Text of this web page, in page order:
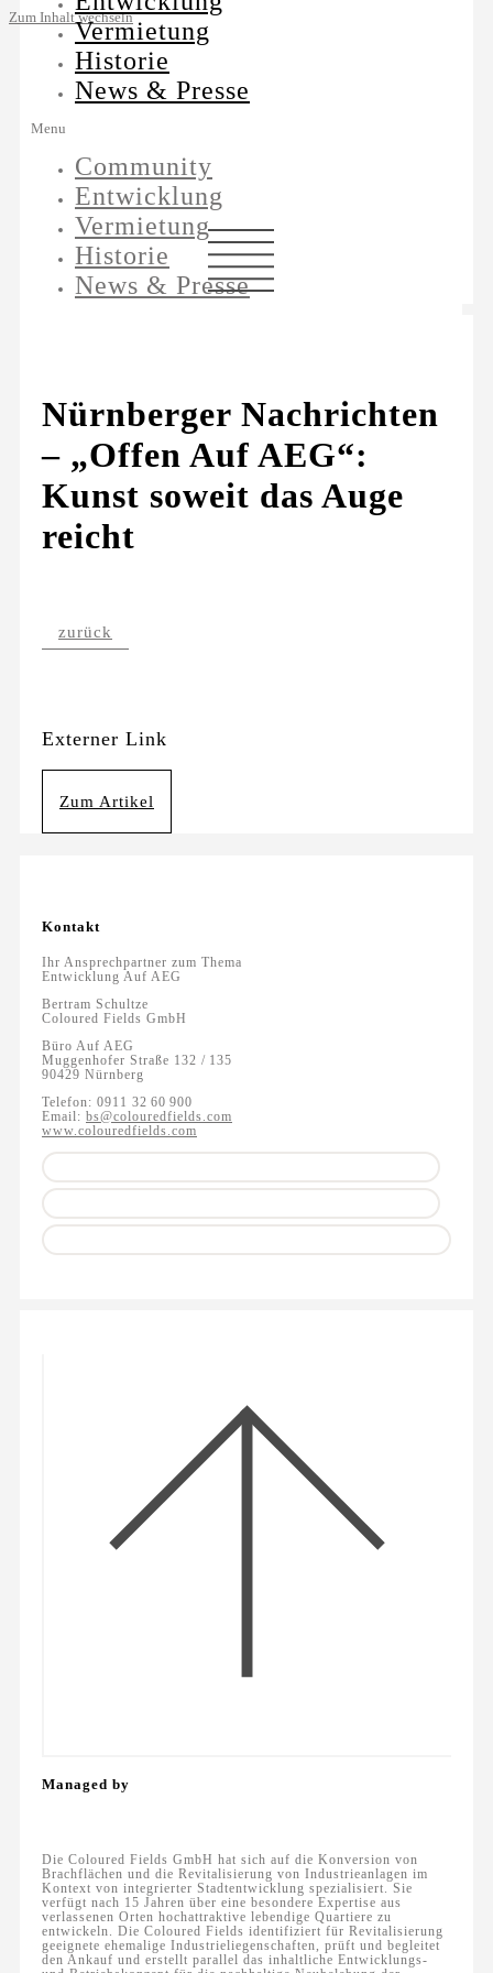
Zum Inhalt wechselnVermietung
Historie
News & Presse
Menu
Community
Entwicklung
Vermietung
Historie
News & Presse
Nürnberger Nachrichten
– „Offen Auf AEG“:
Kunst soweit das Auge
reicht
zurück
Externer Link
Zum Artikel
Kontakt
Ihr Ansprechpartner zum Thema
Entwicklung Auf AEG
Bertram Schultze
Coloured Fields GmbH
Büro Auf AEG
Muggenhofer Straße 132 / 135
90429 Nürnberg
Telefon: 0911 32 60 900
Email: bs@colouredfields.com
www.colouredfields.com
Managed by
Die Coloured Fields GmbH hat sich auf die Konversion von
Brachflächen und die Revitalisierung von Industrieanlagen im
Kontext von integrierter Stadtentwicklung spezialisiert. Sie
verfügt nach 15 Jahren über eine besondere Expertise aus
verlassenen Orten hochattraktive lebendige Quartiere zu
entwickeln. Die Coloured Fields identifiziert für Revitalisierung
geeignete ehemalige Industrieliegenschaften, prüft und begleitet
den Ankauf und erstellt parallel das inhaltliche Entwicklungs-